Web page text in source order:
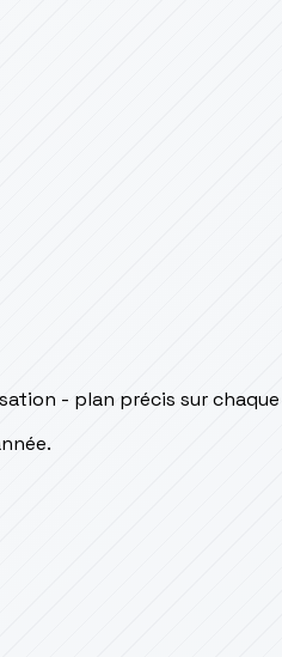
- plan précis sur